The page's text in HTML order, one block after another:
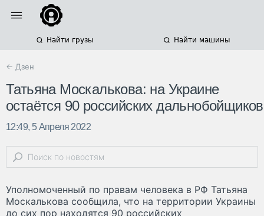
Найти грузы Найти машины
← Дзен
Татьяна Москалькова: на Украине
остаётся 90 российских дальнобойщиков
12:49, 5 Апреля 2022
Уполномоченный по правам человека в РФ Татьяна
Москалькова сообщила, что на территории Украины
до сих пор находятся 90 российских